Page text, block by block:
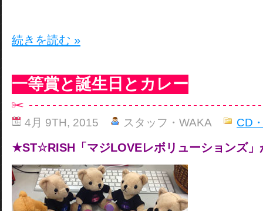
続きを読む »
一等賞と誕生日とカレー
4月 9TH, 2015 スタッフ・WAKA CD
★ST☆RISH「マジLOVEレボリューションズ」